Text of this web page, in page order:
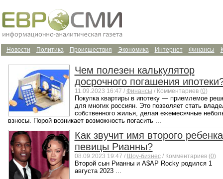
Финансы
Интернет
Экономика
Происшествия
Политика
Новости
Чем полезен калькулятор
досрочного погашения
11.09.2023 16:47 / Финансы / Комментариев (0)
Покупка квартиры в ипотеку — приемлемое
для многих россиян. Это позволяет стать
собственного жилья, делая ежемесячные
взносы. Порой возникает возможность погасить ...
Как звучит имя второго ребенка
певицы Рианны?
08.09.2023 19:47 / Шоу-бизнес/ Комментариев (0)
Второй сын Рианны и A$AP Rocky родился 1
августа 2023 ...